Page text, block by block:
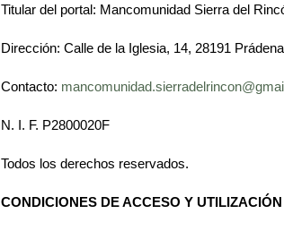
Titular del portal: Mancomunidad Sierra del
Dirección:Calle de la Iglesia, 14, 28191
Contacto:
N. I. F. P2800020F
Todos los derechos reservados.
CONDICIONES DE ACCESO Y